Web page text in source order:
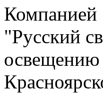
Компанией
"Русский
освещению